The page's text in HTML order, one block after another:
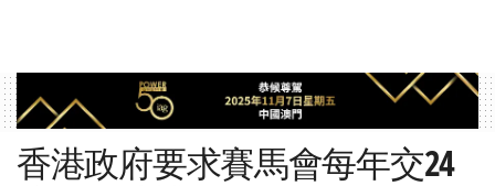
香港政府要求賽馬會每年交24